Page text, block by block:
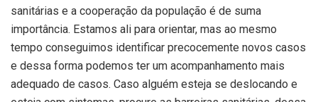
sanitárias e a cooperação da população é de suma
importância. Estamos ali para orientar, mas ao mesmo
tempo conseguimos identificar precocemente novos casos
e dessa forma podemos ter um acompanhamento mais
adequado de casos. Caso alguém esteja se deslocando e